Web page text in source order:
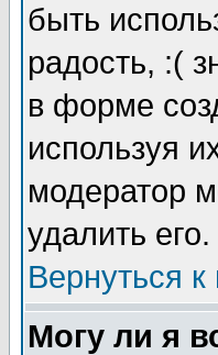
быть
радость, :(
в форме
используя
модератор
удалить его.
Вернуться к
Могу ли я